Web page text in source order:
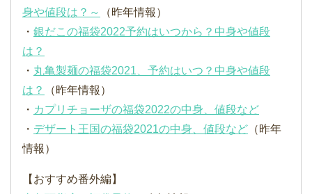
身や値段は？～
（昨年情報）
・ 銀だこの福袋2022予約はいつから？中身や値段
は？
・ 丸亀製麺の福袋2021、予約はいつ？中身や値段
は？
（昨年情報）
・ カプリチョーザの福袋2022の中身、値段など
・ デザート王国の福袋2021の中身、値段など （昨年
情報）
【おすすめ番外編】